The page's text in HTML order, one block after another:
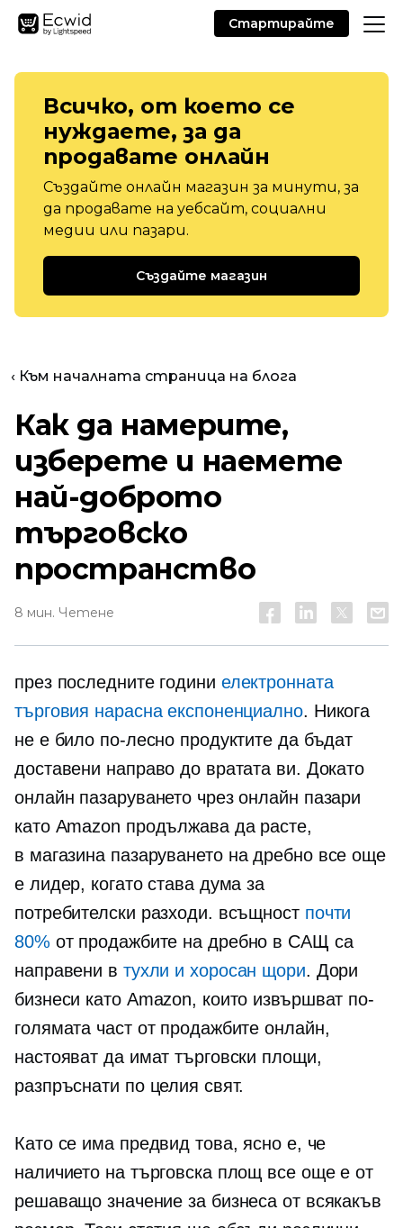
Стартирайте
Всичко, от което се
нуждаете, за да
продавате онлайн
Създайте онлайн магазин за минути, за
да продавате на уебсайт, социални
медии или пазари.
Създайте магазин
‹ Към началната страница на блога
Как да намерите,
изберете и наемете
най-доброто
търговско
пространство
8 мин. Четене
през последните години електронната
търговия нарасна експоненциално. Никога
не е било по-лесно продуктите да бъдат
доставени направо до вратата ви. Докато
онлайн пазаруването чрез онлайн пазари
като Amazon продължава да расте,
в магазина пазаруването на дребно все още
е лидер, когато става дума за
потребителски разходи. всъщност почти
80% от продажбите на дребно в САЩ са
направени в тухли и хоросан щори. Дори
бизнеси като Amazon, които извършват по-
голямата част от продажбите онлайн,
настояват да имат търговски площи,
разпръснати по целия свят.
Като се има предвид това, ясно е, че
наличието на търговска площ все още е от
решаващо значение за бизнеса от всякакъв